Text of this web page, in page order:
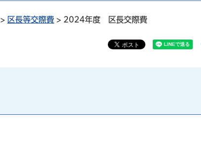
> 区長等交際費 > 2024年度 区長交際費